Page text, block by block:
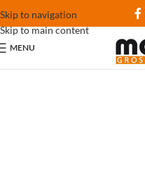
Skip to navigation
Skip to main content
MENU